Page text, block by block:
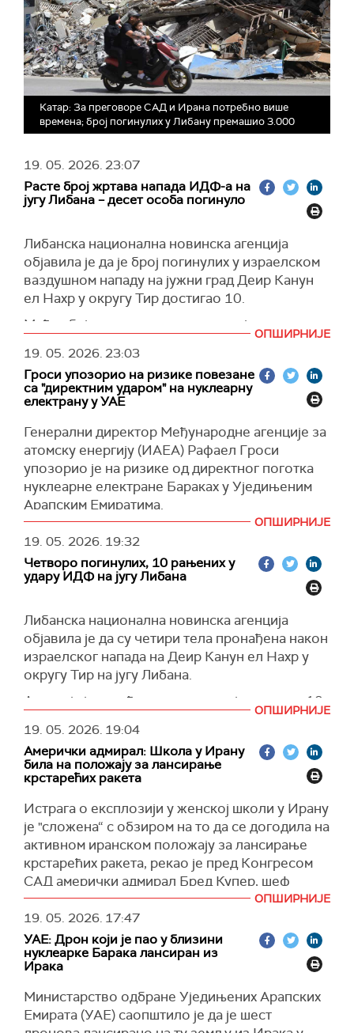
Катар: За преговоре САД и Ирана потребно више
времена; број погинулих у Либану премашио 3.000
19. 05. 2026.23:07
Расте број жртава напада ИДФ-а на
југу Либана – десет особа погинуло
Либанска национална новинска агенција
објавила је да је број погинулих у израелском
ваздушном нападу на јужни град Деир Канун
ел Нахр у округу Тир достигао 10.
Међу убијенима су три жене и троје деце.
У ваздушном нападу су повређене три особе,
укључујући и дете.
Al Jazeera
ОПШИРНИЈЕ
19. 05. 2026.23:03
Гроси упозорио на ризике повезане
са "директним ударом" на нуклеарну
електрану у УАЕ
Генерални директор Међународне агенције за
атомску енергију (ИАЕА) Рафаел Гроси
упозорио је на ризике од директног поготка
нуклеарне електране Бараках у Уједињеним
Арапским Емиратима.
"Желим да потпуно и недвосмислено нагласим
– у случају напада на нуклеарну електрану
Бараках, директан погодак могао би да доведе
до веома високог ослобађања
Гроси на посебној седници Савета
безбедности Уједињених нација одржаној
поводом напада на нуклеарну електрану
Бараках у Уједињеним Арапским Емиратима
протеклог викенда, преноси
Ал Џазира
снабдевање електричном енергијом могао би
да повећа вероватноћу топљења језгра
реактора, што би могло да доведе до великог
случајевима, оба сценарија би захтевала
заштитне мере попут евакуација", додао је
Гроси.
Истиче и да су напади на нуклеарна
постројења намењена мирнодопској употреби
неприхватљиви.
Навео је да је после напада напајање
електричном енергијом ван постројења
обновљено, што представља "важан корак за
нуклеарну безбедност".
Власти у Абу Дабију саопштиле су у недељу да
ОПШИРНИЈЕ
19. 05. 2026. 19:32
Четворо погинулих, 10 рањених у
удару ИДФ на југу Либана
Либанска национална новинска агенција
објавила је да су четири тела пронађена након
израелског напада на Деир Канун ел Нахр у
округу Тир на југу Либана.
Aгенција је такође известила да је више од 10
људи повређено у ваздушном нападу,
укључујући жене и децу.
Спасилачки тимови настављају потрагу за
несталим особама, а уклањање рушевина је и
даље траје.
(Al Jazeera)
ОПШИРНИЈЕ
19. 05. 2026. 19:04
Амерички адмирал: Школа у Ирану
била на положају за лансирање
крстарећих ракета
Истрага о експлозији у женској школи у Ирану
је "сложена“ с обзиром на то да се догодила на
активном иранском положају за лансирање
крстарећих ракета, рекао је пред Конгресом
САД амерички адмирал Бред Купер, шеф
Централне команде војске САД (CENTCOM).
Ројтерсподсећа да је првобитна интерна војна
истрага САД показала да су америчке снаге
вероватно одговорне за уништење женске
Пентагон је од тада подигао истрагу на виши
ниво.
ОПШИРНИЈЕ
19. 05. 2026. 17:47
УАЕ: Дрон који је пао у близини
нуклеарке Барака лансиран из
Ирака
Министарство одбране Уједињених Арапских
Емирата (УАЕ) саопштило је да је шест